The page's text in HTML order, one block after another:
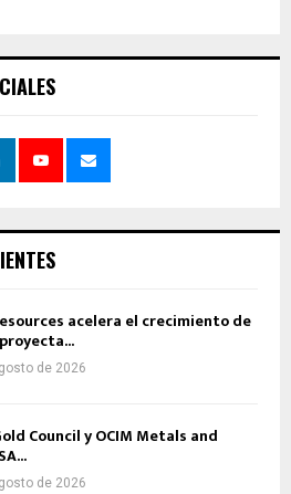
acelera el crecimiento de
de 2026
Council y OCIM Metals and
de 2026